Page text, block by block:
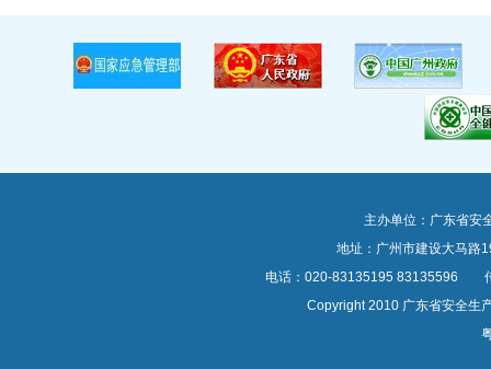
主办单位：广东省
地址：广州市建设大马
电话：020-83135195 83135596
Copyright 2010 广东省安全生